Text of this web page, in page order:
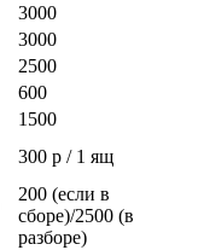
3000
3000
2500
600
1500
300 р / 1 ящ
200 (если в
сборе)/2500 (в
разборе)